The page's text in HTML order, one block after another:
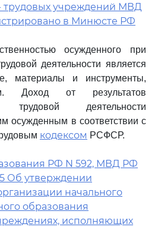
трудовых учреждений МВД
в Минюсте РФ
осужденного при
деятельности является
материалы и инструменты,
Доход от результатов
трудовой деятельности
осужденным в соответствии с
кодексом РСФСР.
РФ N 592, МВД РФ
Об утверждении
начального
образования
исполняющих